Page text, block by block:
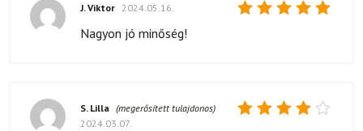
J. Viktor 2024.05.16.
Nagyon jó minőség!
S. Lilla (megerősített tulajdonos)
2024.03.07.